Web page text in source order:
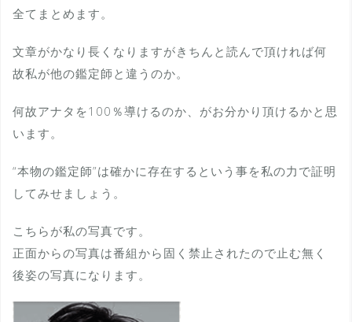
全てまとめます。
文章がかなり長くなりますがきちんと読んで頂ければ何
故私が他の鑑定師と違うのか。
何故アナタを100％導けるのか、がお分かり頂けるかと思
います。
“本物の鑑定師”は確かに存在するという事を私の力で証明
してみせましょう。
こちらが私の写真です。
正面からの写真は番組から固く禁止されたので止む無く
後姿の写真になります。